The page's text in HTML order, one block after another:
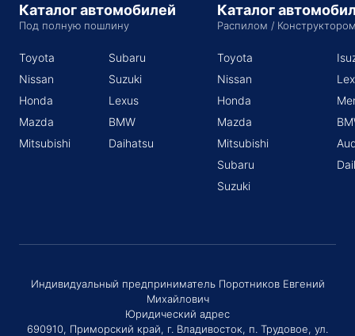
Каталог автомобилей
Под полную пошлину
Toyota
Nissan
Honda
Mazda
Mitsubishi
Subaru
Suzuki
Lexus
BMW
Daihatsu
Каталог
Распилом /
Toyota
Nissan
Honda
Mazda
Mitsubishi
Subaru
Suzuki
Индивидуальный предприниматель Поротников Евгений
Михайлович
Юридический адрес
690910, Приморский край, г. Владивосток, п. Трудовое, ул.